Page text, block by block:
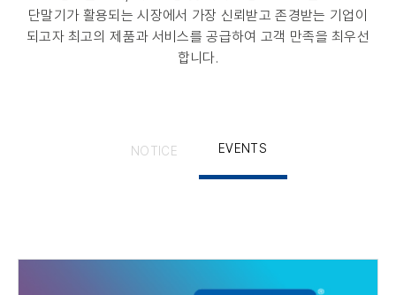
단말기가 활용되는 시장에서 가장 신뢰받고 존경받는 기업이
되고자 최고의 제품과 서비스를 공급하여 고객 만족을 최우선
합니다.
NOTICE EVENTS